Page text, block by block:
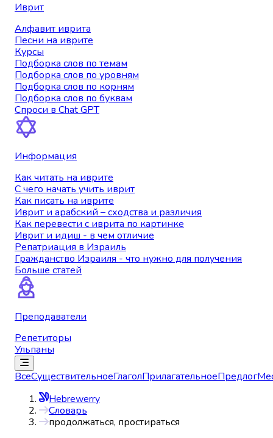
Иврит
Алфавит иврита
Песни на иврите
Курсы
Подборка слов по темам
Подборка слов по уровням
Подборка слов по корням
Подборка слов по буквам
Спроси в Chat GPT
Информация
Как читать на иврите
С чего начать учить иврит
Как писать на иврите
Иврит и арабский – сходства и различия
Как перевести с иврита по картинке
Иврит и идиш - в чем отличие
Репатриация в Израиль
Гражданство Израиля - что нужно для получения
Больше статей
Преподаватели
Репетиторы
Ульпаны
ВсеСуществительноеГлаголПрилагательноеПредлог
Hebrewerry
Словарь
продолжаться, простираться